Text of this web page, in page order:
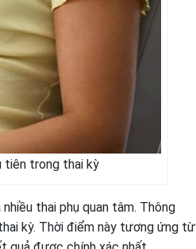
tiên trong thai kỳ
thai phụ quan tâm. Thông
kỳ. Thời điểm này tương ứng từ